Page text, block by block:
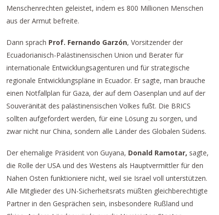
Menschenrechten geleistet, indem es 800 Millionen Menschen
aus der Armut befreite.
Dann sprach Prof. Fernando Garzón, Vorsitzender der
Ecuadorianisch-Palästinensischen Union und Berater für
internationale Entwicklungsagenturen und für strategische
regionale Entwicklungspläne in Ecuador. Er sagte, man brauche
einen Notfallplan für Gaza, der auf dem Oasenplan und auf der
Souveränität des palästinensischen Volkes fußt. Die BRICS
sollten aufgefordert werden, für eine Lösung zu sorgen, und
zwar nicht nur China, sondern alle Länder des Globalen Südens.
Der ehemalige Präsident von Guyana, Donald Ramotar, sagte,
die Rolle der USA und des Westens als Hauptvermittler für den
Nahen Osten funktioniere nicht, weil sie Israel voll unterstützen.
Alle Mitglieder des UN-Sicherheitsrats müßten gleichberechtigte
Partner in den Gesprächen sein, insbesondere Rußland und